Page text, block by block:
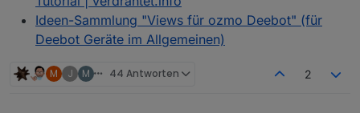
Ideen-Sammlung "Views für ozmo Deebot" (für
Deebot Geräte im Allgemeinen)
M J M 44 Antworten 2